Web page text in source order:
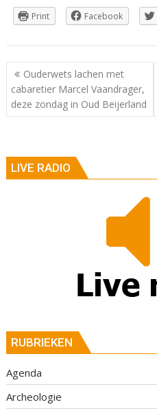
Print Facebook
Berichtnavigatie
Ouderwets lachen met
cabaretier Marcel Vaandrager,
deze zondag in Oud Beijerland
LIVE RADIO
RUBRIEKEN
Agenda
Archeologie